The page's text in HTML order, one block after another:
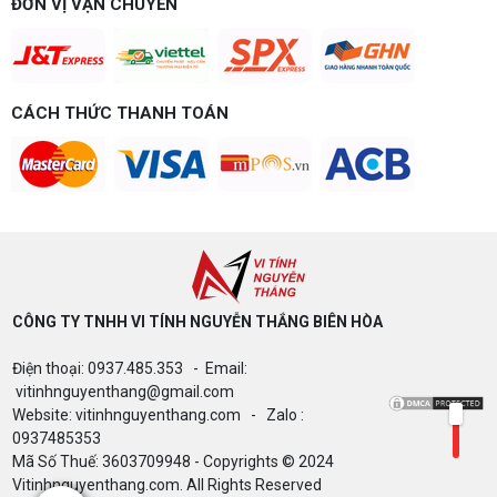
chơi game của bạn.
Build PC gaming 15 triệu chơi được
Build PC gaming 15 triệu chơi được game gì? Vi
dễ nâng cấp CPU/VGA sau này, tư vấn miễn phí
theo đúng ngân sách.
Build PC gaming theo ngân sách từ 10-40 triệu:
cách phân bổ CPU, GPU, RAM hợp lý, chọn
Intel/AMD và tránh sai tương thích. Tư vấn miễn
phí tại Vi tính Nguyễn Thắng.
GIGABYTE & INTEL CORE ULTRA 200S
PLUS – NHẬN VOUCHER ĐẾN 800K
Thông báo v/v sử dụng phần mềm bản
CÁCH THỨC THANH TOÁN
CÔNG TY TNHH VI TÍNH NGUYỄN THẮNG BIÊN HÒA​
Điện thoại: 0937.485.353 - Email:
vitinhnguyenthang@gmail.com
Website: vitinhnguyenthang.com - Zalo :
0937485353
Mã Số Thuế: 3603709948 - Copyrights © 2024
Vitinhnguyenthang.com. All Rights Reserved